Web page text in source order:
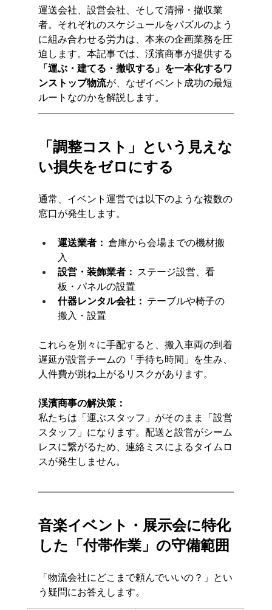
運送会社、設営会社、そして清掃・撤収業
者。それぞれのスケジュールをパズルのよう
に組み合わせる労力は、本来の企画業務を圧
迫します。本記事では、渓濱商事が提供する
「運ぶ・建てる・撤収する」を一本化するワ
ンストップ物流が、なぜイベント成功の最短
ルートなのかを解説します。
「調整コスト」という見えな
い損失をゼロにする
通常、イベント運営では以下のような複数の
窓口が発生します。
運送業者： 倉庫から会場までの機材搬
入
設営・装飾業者： ステージ設営、看
板・パネルの設置
什器レンタル会社： テーブルや椅子の
搬入・設置
これらを別々に手配すると、搬入車両の到着
遅延が設営チームの「手待ち時間」を生み、
人件費が跳ね上がるリスクがあります。
渓濱商事の解決策：
私たちは「運ぶスタッフ」がそのまま「設営
スタッフ」になります。配送と設営がシーム
レスに繋がるため、連絡ミスによるタイムロ
スが発生しません。
音楽イベント・展示会に特化
した「付帯作業」の守備範囲
「物流会社にどこまで頼んでいいの？」とい
う疑問にお答えします。